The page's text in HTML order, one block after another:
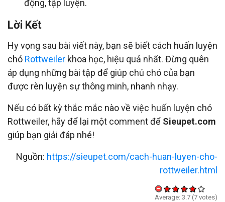
động, tập luyện.
Lời Kết
Hy vọng sau bài viết này, bạn sẽ biết cách huấn luyện
chó Rottweiler khoa học, hiệu quả nhất. Đừng quên
áp dụng những bài tập để giúp chú chó của bạn
được rèn luyện sự thông minh, nhanh nhạy.
Nếu có bất kỳ thắc mắc nào về việc huấn luyện chó
Rottweiler, hãy để lại một comment để Sieupet.com
giúp bạn giải đáp nhé!
Nguồn: https://sieupet.com/cach-huan-luyen-cho-
rottweiler.html
Average: 3.7 (7 votes)